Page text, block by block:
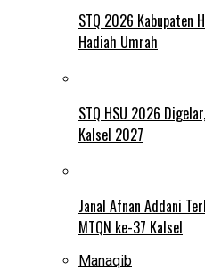
STQ 2026 Kabupaten
Hadiah Umrah
STQ HSU 2026
Kalsel 2027
Janal Afnan Addani
MTQN ke-37 Kalsel
Manaqib